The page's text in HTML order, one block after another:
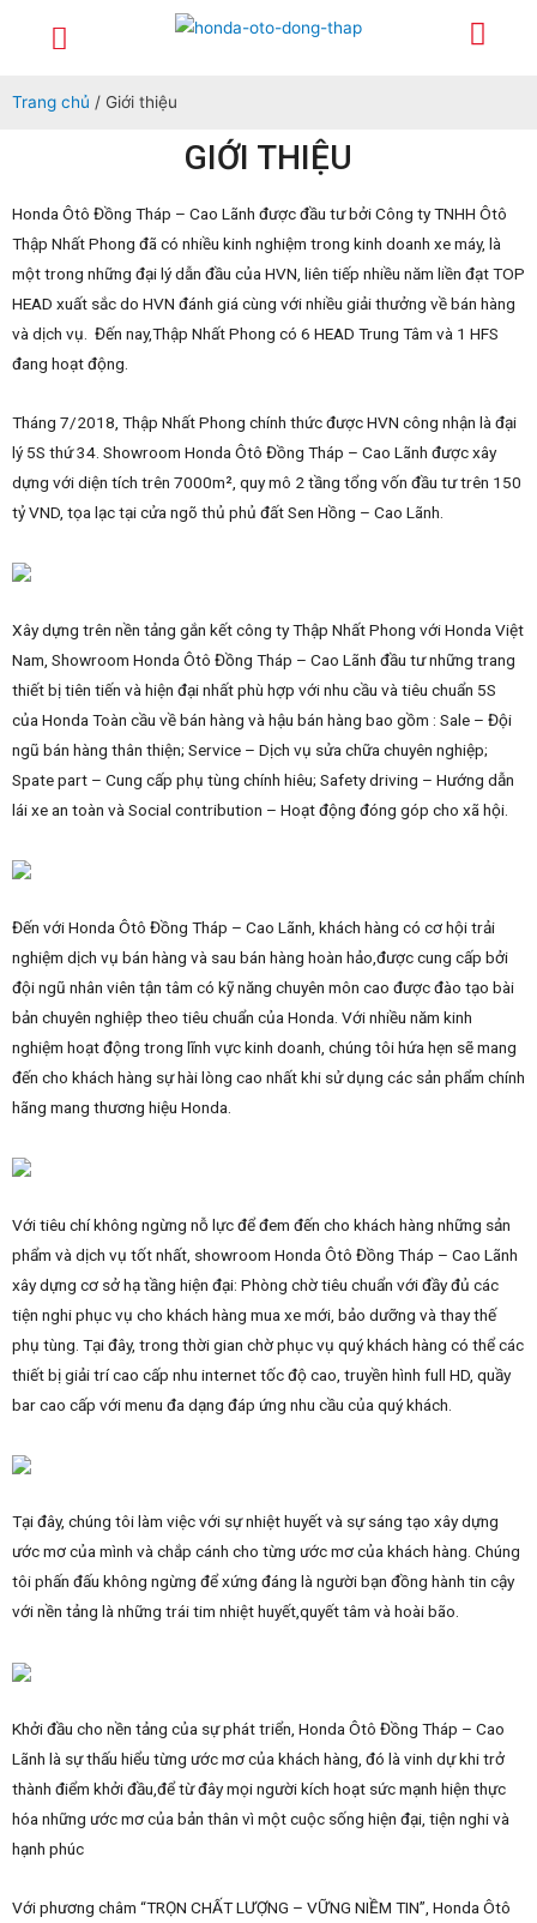
Trang chủ / Giới thiệu
GIỚI THIỆU
Honda Ôtô Đồng Tháp – Cao Lãnh được đầu tư bởi Công ty TNHH Ôtô
Thập Nhất Phong đã có nhiều kinh nghiệm trong kinh doanh xe máy, là
một trong những đại lý dẫn đầu của HVN, liên tiếp nhiều năm liền đạt TOP
HEAD xuất sắc do HVN đánh giá cùng với nhiều giải thưởng về bán hàng
và dịch vụ. Đến nay,Thập Nhất Phong có 6 HEAD Trung Tâm và 1 HFS
đang hoạt động.
Tháng 7/2018, Thập Nhất Phong chính thức được HVN công nhận là đại
lý 5S thứ 34. Showroom Honda Ôtô Đồng Tháp – Cao Lãnh được xây
dựng với diện tích trên 7000m², quy mô 2 tầng tổng vốn đầu tư trên 150
tỷ VND, tọa lạc tại cửa ngõ thủ phủ đất Sen Hồng – Cao Lãnh.
Xây dựng trên nền tảng gắn kết công ty Thập Nhất Phong với Honda Việt
Nam, Showroom Honda Ôtô Đồng Tháp – Cao Lãnh đầu tư những trang
thiết bị tiên tiến và hiện đại nhất phù hợp với nhu cầu và tiêu chuẩn 5S
của Honda Toàn cầu về bán hàng và hậu bán hàng bao gồm : Sale – Đội
ngũ bán hàng thân thiện; Service – Dịch vụ sửa chữa chuyên nghiệp;
Spate part – Cung cấp phụ tùng chính hiêu; Safety driving – Hướng dẫn
lái xe an toàn và Social contribution – Hoạt động đóng góp cho xã hội.
Đến với Honda Ôtô Đồng Tháp – Cao Lãnh, khách hàng có cơ hội trải
nghiệm dịch vụ bán hàng và sau bán hàng hoàn hảo,được cung cấp bởi
đội ngũ nhân viên tận tâm có kỹ năng chuyên môn cao được đào tạo bài
bản chuyên nghiệp theo tiêu chuẩn của Honda. Với nhiều năm kinh
nghiệm hoạt động trong lĩnh vực kinh doanh, chúng tôi hứa hẹn sẽ mang
đến cho khách hàng sự hài lòng cao nhất khi sử dụng các sản phẩm chính
hãng mang thương hiệu Honda.
Với tiêu chí không ngừng nỗ lực để đem đến cho khách hàng những sản
phẩm và dịch vụ tốt nhất, showroom Honda Ôtô Đồng Tháp – Cao Lãnh
xây dựng cơ sở hạ tầng hiện đại: Phòng chờ tiêu chuẩn với đầy đủ các
tiện nghi phục vụ cho khách hàng mua xe mới, bảo dưỡng và thay thế
phụ tùng. Tại đây, trong thời gian chờ phục vụ quý khách hàng có thể các
thiết bị giải trí cao cấp nhu internet tốc độ cao, truyền hình full HD, quầy
bar cao cấp với menu đa dạng đáp ứng nhu cầu của quý khách.
Tại đây, chúng tôi làm việc với sự nhiệt huyết và sự sáng tạo xây dựng
ước mơ của mình và chắp cánh cho từng ước mơ của khách hàng. Chúng
tôi phấn đấu không ngừng để xứng đáng là người bạn đồng hành tin cậy
với nền tảng là những trái tim nhiệt huyết,quyết tâm và hoài bão.
Khởi đầu cho nền tảng của sự phát triển, Honda Ôtô Đồng Tháp – Cao
Lãnh là sự thấu hiểu từng ước mơ của khách hàng, đó là vinh dự khi trở
thành điểm khởi đầu,để từ đây mọi người kích hoạt sức mạnh hiện thực
hóa những ước mơ của bản thân vì một cuộc sống hiện đại, tiện nghi và
hạnh phúc
Với phương châm “TRỌN CHẤT LƯỢNG – VỮNG NIỀM TIN”, Honda Ôtô